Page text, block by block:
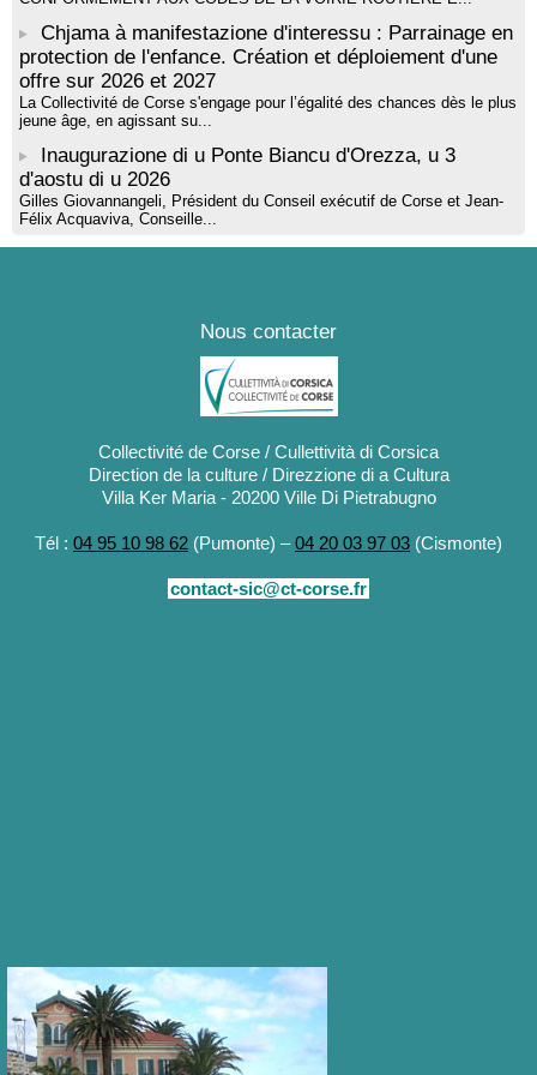
Chjama à manifestazione d'interessu : Parrainage en
protection de l'enfance. Création et déploiement d'une
offre sur 2026 et 2027
La Collectivité de Corse s'engage pour l’égalité des chances dès le plus
jeune âge, en agissant su...
Inaugurazione di u Ponte Biancu d'Orezza, u 3
d'aostu di u 2026
Gilles Giovannangeli, Président du Conseil exécutif de Corse et Jean-
Félix Acquaviva, Conseille...
Nous contacter
Collectivité de Corse / Cullettività di Corsica
Direction de la culture / Direzzione di a Cultura
Villa Ker Maria - 20200 Ville Di Pietrabugno
Tél : 04 95 10 98 62 (Pumonte) –04 20 03 97 03 (Cismonte)
contact-sic@ct-corse.fr